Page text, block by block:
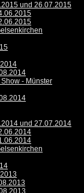
und 26.07.2015
- Münster
und 27.07.2014